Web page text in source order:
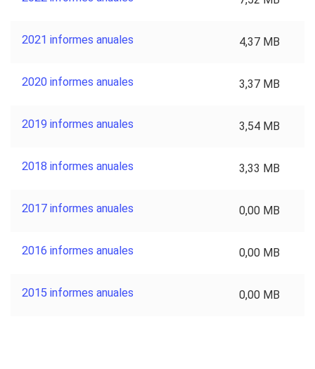
2021 informes anuales 4,37 MB
2020 informes anuales 3,37 MB
2019 informes anuales 3,54 MB
2018 informes anuales 3,33 MB
2017 informes anuales 0,00 MB
2016 informes anuales 0,00 MB
2015 informes anuales 0,00 MB